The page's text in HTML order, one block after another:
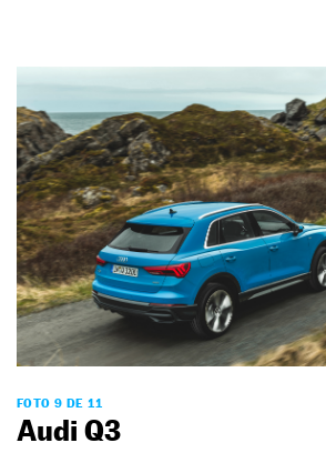
FOTO 9 DE 11
Audi Q3